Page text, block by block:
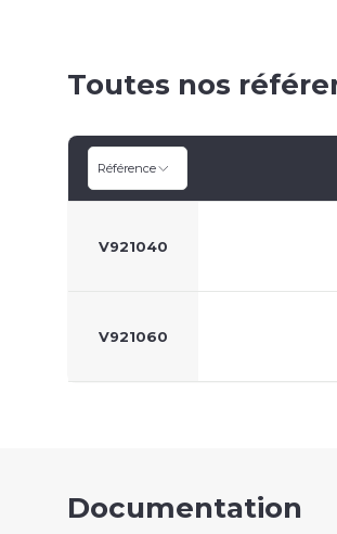
Toutes nos
Référence
V921040
V921060
Documentation